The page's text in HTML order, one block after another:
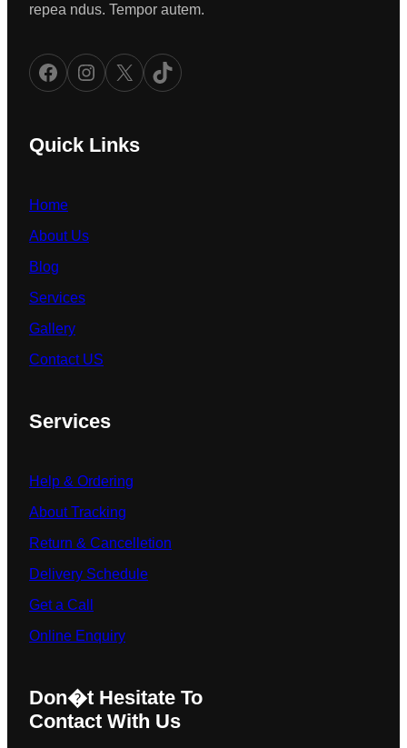
repea ndus. Tempor autem.
Facebook Instagram X TikTok
Quick Links
Home
About Us
Blog
Services
Gallery
Contact US
Services
Help & Ordering
About Tracking
Return & Cancelletion
Delivery Schedule
Get a Call
Online Enquiry
Don�t Hesitate To
Contact With Us